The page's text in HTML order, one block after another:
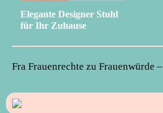
Elegante Designer Stuhl
für Ihr Zuhause
Fra Frauenrechte zu Frauenwürde